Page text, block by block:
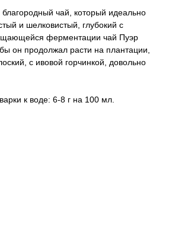
чай, который идеально
и шелковистый, глубокий с
ферментации чай Пуэр
он продолжал расти на плантации,
с ивовой горчинкой, довольно
к воде: 6-8 г на 100 мл.